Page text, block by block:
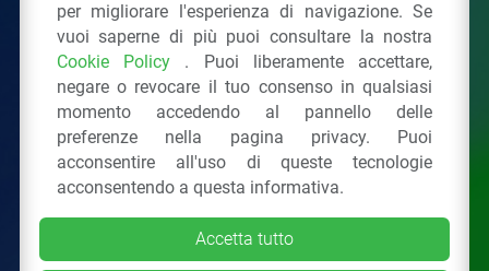
C.F. 97381090154
Via San Vittore 36 20123Milano (MI)
Tel.: 02 43928225.
Tutti i diritti riservati Privacy Policy &Cookie
per migliorare l'esperienza di navigazione. Se
vuoi saperne di più puoi consultare la nostra
Cookie Policy . Puoi liberamente accettare,
negare o revocare il tuo consenso in qualsiasi
momento accedendo al pannello delle
preferenze nella pagina privacy. Puoi
acconsentire all'uso di queste tecnologie
acconsentendo a questa informativa.
Accetta tutto